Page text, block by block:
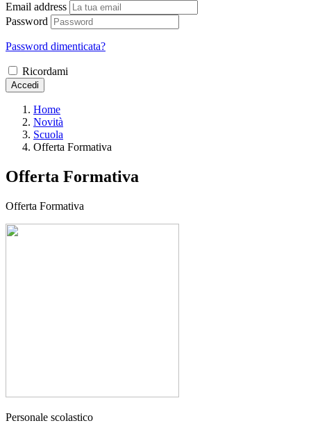
Email address
Password
Password dimenticata?
Ricordami
Accedi
Home
Novità
Scuola
Offerta Formativa
Offerta Formativa
Offerta Formativa
Personale scolastico